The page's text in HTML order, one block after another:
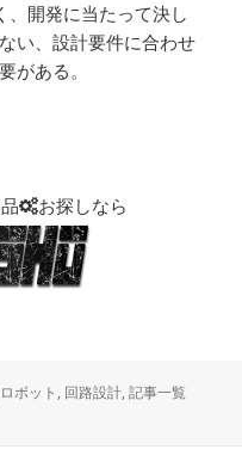
、開発に当たって決し
い、設計要件に合わせ
がある。
お探しなら
ロボット , 回路設計,記事一覧